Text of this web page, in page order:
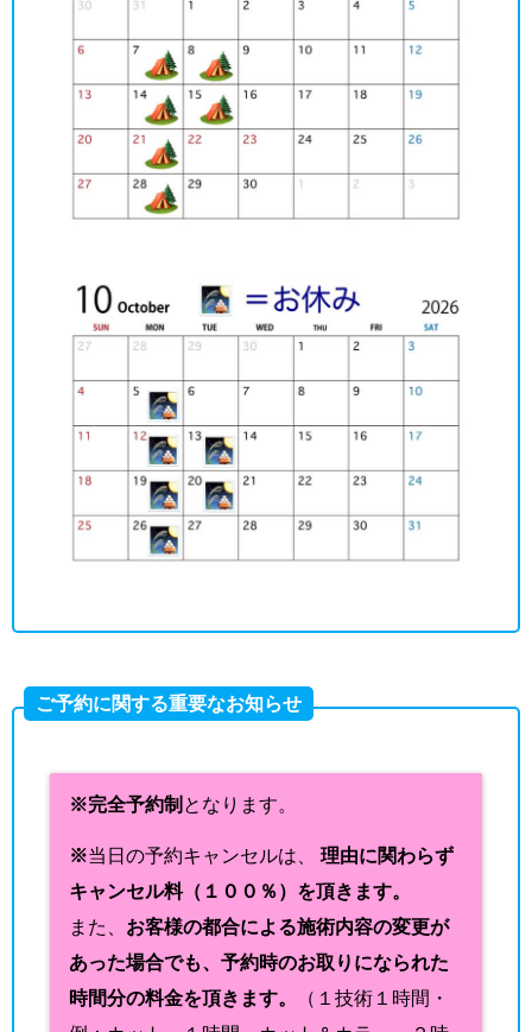
ご予約に関する重要なお知らせ
※完全予約制 となります。
※当日の予約キャンセルは、 理由に関わらず
キャンセル料（１００％）を頂きます。
また、 お客様の都合による施術内容の変更が
あった場合でも、予約時のお取りになられた
時間分の料金を頂きます。
（１技術１時間・